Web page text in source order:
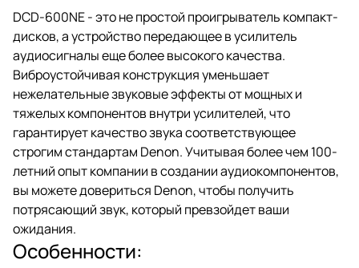
оригинальному звучанию.
DCD-600NE - это не простой проигрыватель компакт-
дисков, а устройство передающее в усилитель
аудиосигналы еще более высокого качества.
Виброустойчивая конструкция уменьшает
нежелательные звуковые эффекты от мощных и
тяжелых компонентов внутри усилителей, что
гарантирует качество звука соответствующее
строгим стандартам Denon. Учитывая более чем 100-
летний опыт компании в создании аудиокомпонентов,
вы можете довериться Denon, чтобы получить
потрясающий звук, который превзойдет ваши
ожидания.
Особенности: